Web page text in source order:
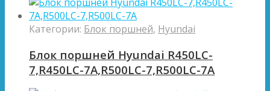
Категории: Блок поршней, Hyundai
Блок поршней Hyundai R450LC-
7,R450LC-7A,R500LC-7,R500LC-7A